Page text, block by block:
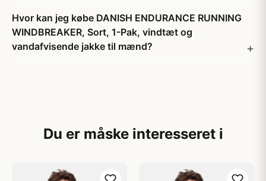
Hvor kan jeg købe DANISH ENDURANCE RUNNING
WINDBREAKER, Sort, 1-Pak, vindtæt og
vandafvisende jakke til mænd?
Du er måske interesseret i